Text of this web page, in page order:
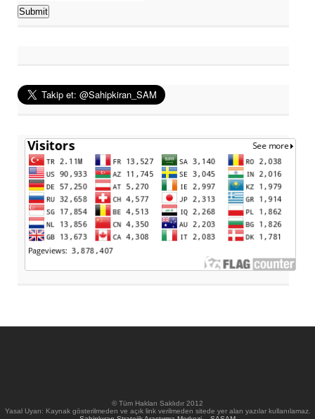
© Tüm Hakları Saklıdır 2012
Yasal Uyarı: Kaynak gösterilmeden ve açık link verilmeden sitede yer alan yazılar kullanılamaz.